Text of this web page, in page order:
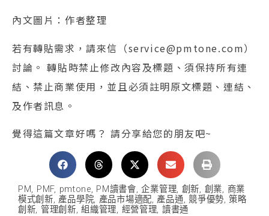
內文圖片：作者整理
若有轉貼需求，請來信（service@pmtone.com）
討論。 轉貼時禁止修改內容及標題、須保持所有連
結、禁止商業使用，並且必須註明原文標題、連結、
及作者訊息。
覺得這篇文章好嗎？ 請分享給您的朋友吧~
PM, PMF, pmtone, PM讀書會,企業管理, 創新, 創業, 商業
模式創新,產品學院, 產品市場適配,產品通, 競爭優勢,策略
創新, 管理創新,組織管理, 經營管理, 讀書通